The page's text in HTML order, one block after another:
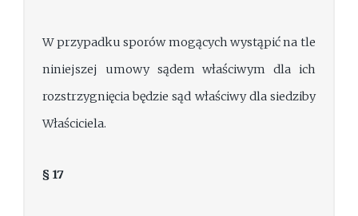
W przypadku sporów mogących wystąpić na tle
niniejszej umowy sądem właściwym dla ich
rozstrzygnięcia będzie sąd właściwy dla siedziby
Właściciela.
§ 17